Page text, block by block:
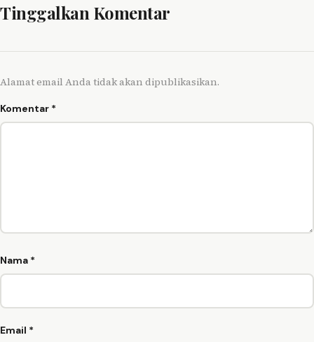
Tinggalkan Komentar
Alamat email Anda tidak akan dipublikasikan.
Komentar *
Nama *
Email *